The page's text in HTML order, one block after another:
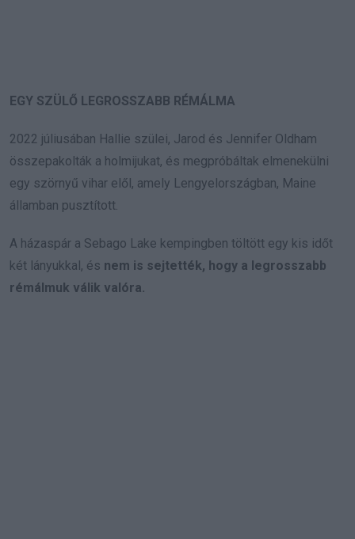
EGY SZÜLŐ LEGROSSZABB RÉMÁLMA
2022 júliusában Hallie szülei, Jarod és Jennifer Oldham
összepakolták a holmijukat, és megpróbáltak elmenekülni
egy szörnyű vihar elől, amely Lengyelországban, Maine
államban pusztított.
A házaspár a Sebago Lake kempingben töltött egy kis időt
két lányukkal, és nem is sejtették, hogy a legrosszabb
rémálmuk válik valóra.